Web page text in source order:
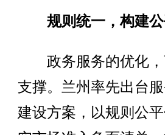
规则统一，构建
政务服务的优化，
支撑。兰州率先出台
建设方案，以规则公